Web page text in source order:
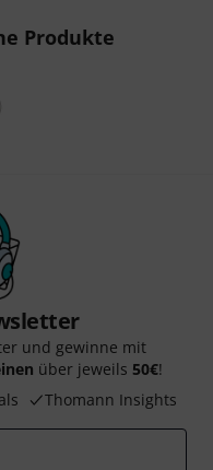
Produkte
und gewinne mit
über jeweils 50€!
Thomann Insights